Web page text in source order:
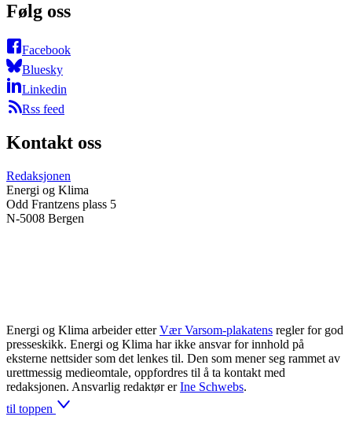
Følg oss
Facebook
Bluesky
Linkedin
Rss feed
Kontakt oss
Redaksjonen
Energi og Klima
Odd Frantzens plass 5
N-5008 Bergen
Energi og Klima arbeider etter Vær Varsom-plakatens regler for god
presseskikk. Energi og Klima har ikke ansvar for innhold på
eksterne nettsider som det lenkes til. Den som mener seg rammet av
urettmessig medieomtale, oppfordres til å ta kontakt med
redaksjonen. Ansvarlig redaktør er Ine Schwebs.
til toppen